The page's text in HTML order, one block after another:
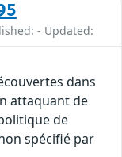
- Updated:
dans
attaquant de
de
spécifié par